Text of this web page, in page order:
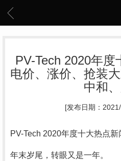
PV-Tech 2020年
电价、涨价、抢装
中和
[发布日期：
PV-Tech 2020年度十大热点新
年末岁尾，转眼又是一年。